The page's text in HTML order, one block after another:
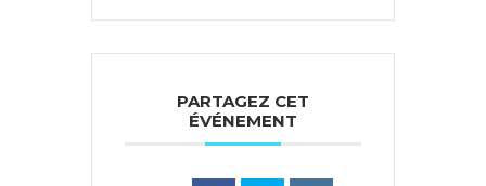
PARTAGEZ CET
ÉVÉNEMENT